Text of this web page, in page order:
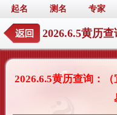
起名 测名 专家
2026.6.5黄历查询：